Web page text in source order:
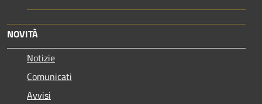
NOVITÀ
Notizie
Comunicati
Avvisi